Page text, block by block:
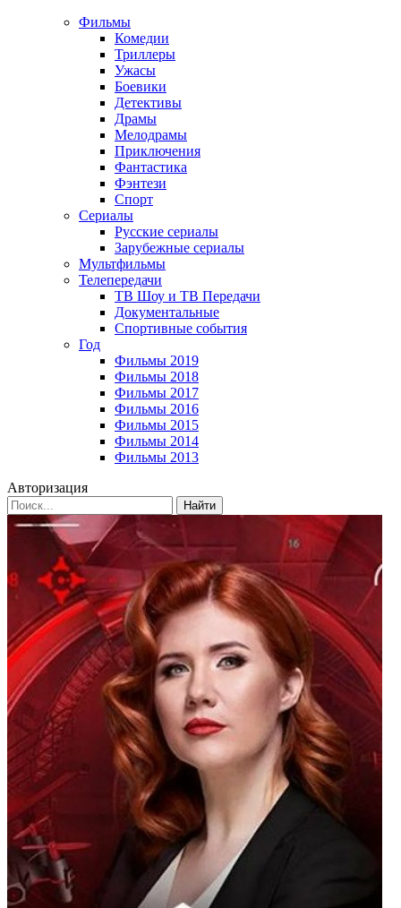
Фильмы
Комедии
Триллеры
Ужасы
Боевики
Детективы
Драмы
Мелодрамы
Приключения
Фантастика
Фэнтези
Спорт
Сериалы
Русские сериалы
Зарубежные сериалы
Мультфильмы
Телепередачи
ТВ Шоу и ТВ Передачи
Документальные
Спортивные события
Год
Фильмы 2019
Фильмы 2018
Фильмы 2017
Фильмы 2016
Фильмы 2015
Фильмы 2014
Фильмы 2013
Авторизация
Найти